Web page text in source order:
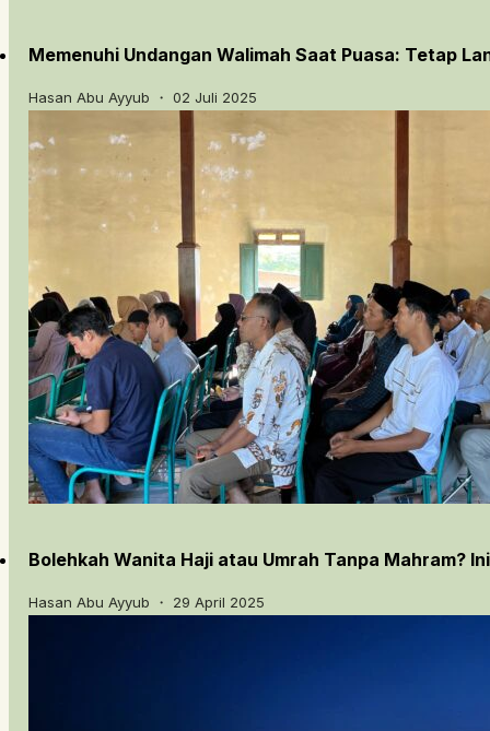
Memenuhi Undangan Walimah Saat Puasa: Tetap
Hasan Abu Ayyub ・ 02 Juli 2025
Bolehkah Wanita Haji atau Umrah Tanpa Mahram?
Hasan Abu Ayyub ・ 29 April 2025